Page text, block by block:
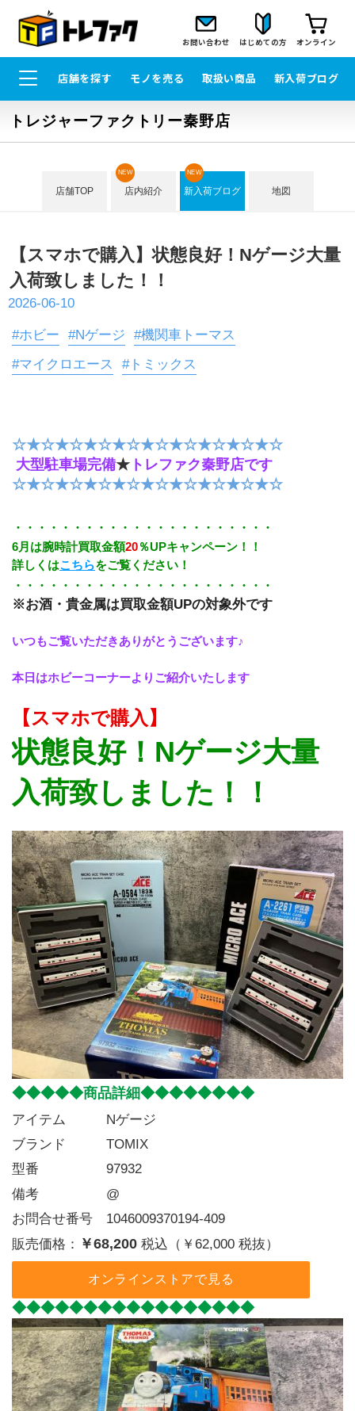
お問い合わせ はじめての方 オンライン
店舗を探す モノを売る 取扱い商品 新入荷ブログ
トレジャーファクトリー秦野店
店舗TOP 店内紹介
NEW
新入荷ブログ
NEW
地図
【スマホで購入】状態良好！Nゲージ大量
入荷致しました！！
2026-06-10
#ホビー #Nゲージ
#機関車トーマス
#マイクロエース
#トミックス
☆★☆★☆★☆★☆★☆★☆★☆★☆★☆
大型駐車場完備★ トレファク秦野店です
﻿☆★☆★☆★☆★☆★☆★☆★☆★☆★☆
・・・・・・・・・・・・・・・・・・・・・・
6月は腕時計買取金額20％UPキャンペーン！！
詳しくはこちらをご覧ください！
・・・・・・・・・・・・・・・・・・・・・・
※お酒・貴金属は買取金額UPの対象外です
いつもご覧いただきありがとうございます♪
本日はホビーコーナーよりご紹介いたします
【スマホで購入】
状態良好！Nゲージ大量
入荷致しました！！
◆◆◆◆◆商品詳細◆◆◆◆◆◆◆◆
アイテム   Nゲージ
ブランド   TOMIX
型番     97932
備考     @
お問合せ番号 1046009370194-409
販売価格： ￥68,200 税込（￥62,000 税抜）
オンラインストアで見る
◆◆◆◆◆◆◆◆◆◆◆◆◆◆◆◆◆